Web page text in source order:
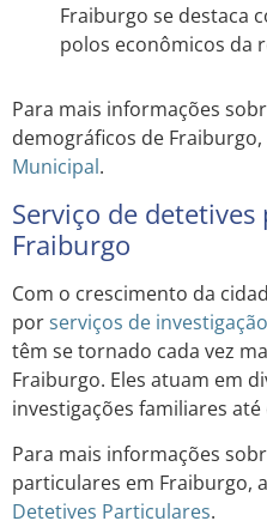
Fraiburgo se destaca
polos econômicos da
Para mais informações
demográficos de Fraiburgo,
Municipal.
Serviço de
Fraiburgo
Com o crescimento da
porserviços de investigação
têm se tornado cada vez
Fraiburgo. Eles atuam em
investigações familiares
Para mais informações
particulares em Fraiburgo,
Detetives Particulares.